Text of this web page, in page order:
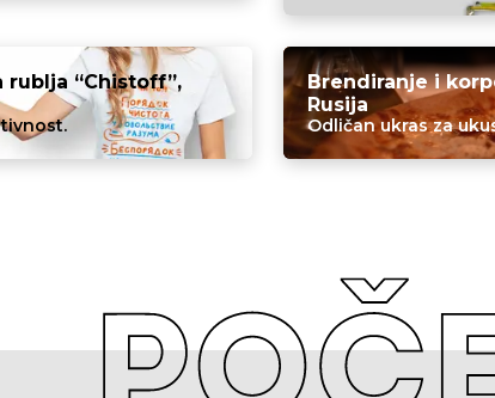
“Chistoff”,
Brendiranje i
Rusija
Odličan ukras za